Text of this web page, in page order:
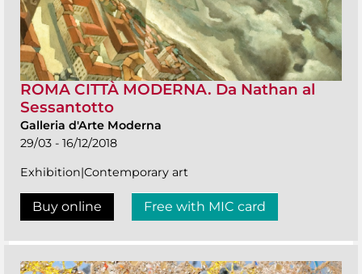
ROMA CITTÀ MODERNA. Da Nathan al
Sessantotto
Galleria d'Arte Moderna
29/03 - 16/12/2018
Exhibition|Contemporary art
Buy online Free with MIC card